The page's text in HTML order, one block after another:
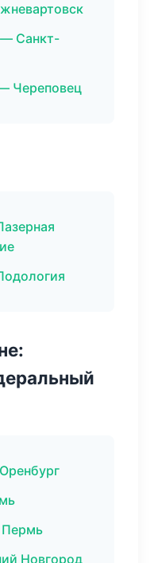
— Санкт-
Череповец
Пермь
Новгород